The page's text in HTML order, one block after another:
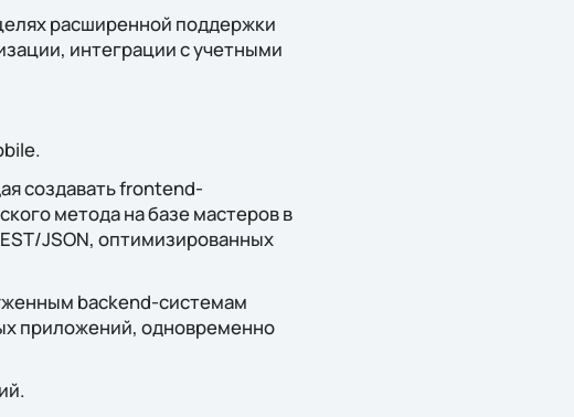
расширенной поддержки
интеграции с учетными
создавать frontend-
метода на базе мастеров в
JSON, оптимизированных
backend-системам
приложений, одновременно